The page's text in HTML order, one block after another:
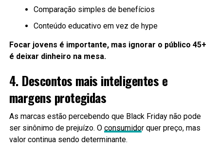
Comparação simples de benefícios
Conteúdo educativo em vez de hype
Focar jovens é importante, mas ignorar o público 45+
é deixar dinheiro na mesa.
4. Descontos mais inteligentes e
margens protegidas
As marcas estão percebendo que Black Friday não pode
ser sinônimo de prejuízo. O consumidor quer preço, mas
valor continua sendo determinante.